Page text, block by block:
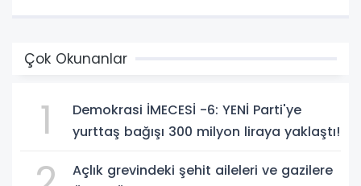
Çok Okunanlar
1
Demokrasi İMECESİ -6: YENİ Parti'ye
yurttaş bağışı 300 milyon liraya yaklaştı!
Açlık grevindeki şehit aileleri ve gazilere